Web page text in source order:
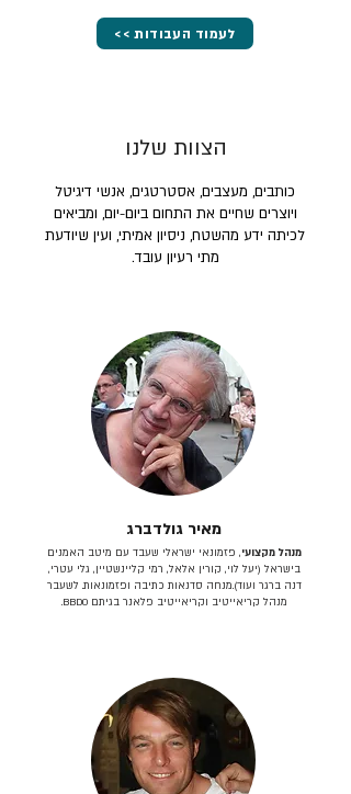
<< לעמוד העבודות
הצוות שלנו
כותבים, מעצבים, אסטרטגים, אנשי דיגיטל
ויוצרים שחיים את התחום ביום-יום, ומביאים
לכיתה ידע מהשטח, ניסיון אמיתי, ועין שיודעת
מתי רעיון עובד.
מאיר גולדברג
מנהל מקצועי, פזמונאי ישראלי שעבד עם מיטב האמנים
בישראל (יעל לוי, קורין אלאל, רמי קליינשטיין, גלי עטרי,
דנה ברגר ועוד).מנחה סדנאות כתיבה ופזמונאות. לשעבר
מנהל קריאייטיב וקריאייטיב פלאנר בגיתם BBDO.